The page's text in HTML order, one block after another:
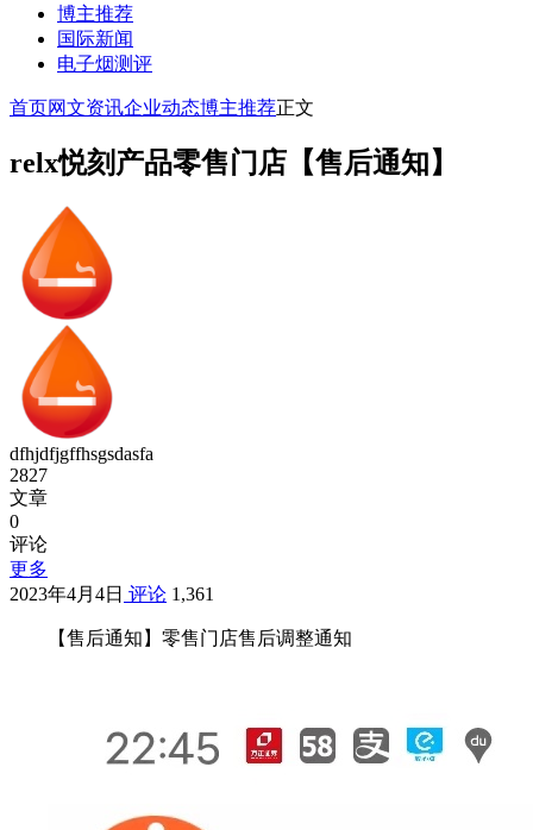
博主推荐
国际新闻
电子烟测评
首页网文资讯企业动态博主推荐正文
relx悦刻产品零售门店【售后通知】
dfhjdfjgffhsgsdasfa
2827
文章
0
评论
更多
2023年4月4日 评论 1,361
【售后通知】零售门店售后调整通知